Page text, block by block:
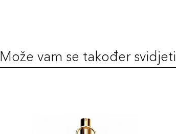
Može vam se također svidjeti